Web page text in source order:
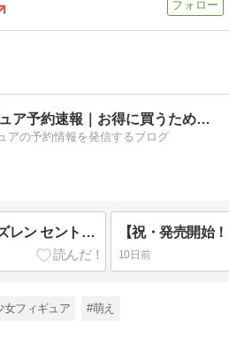
萌えフィギュア予約速報｜お得に買うためのホビーブログ
アの予約情報を発信するブログ
【祝・発売開始！】『アズレン セントルイス ティプシースノー Ver.』1/7フィギュアが本日発売！あみあみで送料無料＆即納スタート！
10日前
女フィギュア #萌え